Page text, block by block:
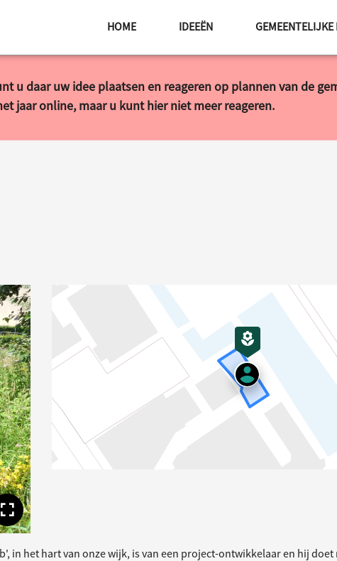
HOME IDEEËN GEMEENTELIJKE
u daar uw idee plaatsen en reageren op plannen van de
jaar online, maar u kunt hier niet meer reageren.
afbeelding
Toon volledige afbeelding
in het hart van onze wijk, is van een project-ontwikkelaar en hij